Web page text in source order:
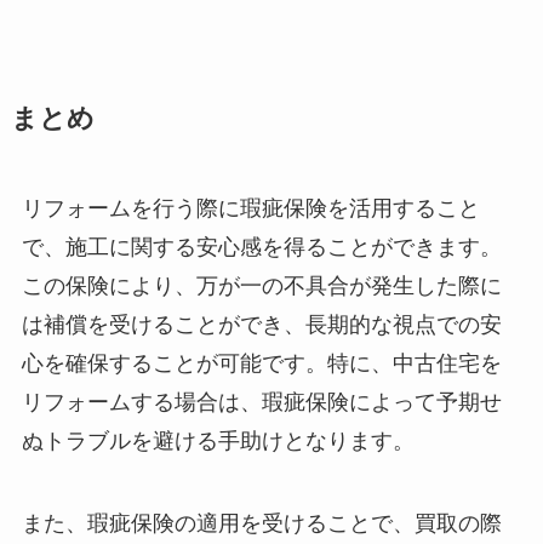
まとめ
リフォームを行う際に瑕疵保険を活用すること
で、施工に関する安心感を得ることができます。
この保険により、万が一の不具合が発生した際に
は補償を受けることができ、長期的な視点での安
心を確保することが可能です。特に、中古住宅を
リフォームする場合は、瑕疵保険によって予期せ
ぬトラブルを避ける手助けとなります。
また、瑕疵保険の適用を受けることで、買取の際